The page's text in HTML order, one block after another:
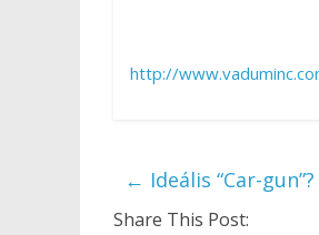
http://
← Ideális “Car-gun”?
Share This Post: